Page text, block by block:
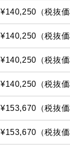
¥140,250（税抜価
¥140,250（税抜価
¥140,250（税抜価
¥140,250（税抜価
¥153,670（税抜価
¥153,670（税抜価